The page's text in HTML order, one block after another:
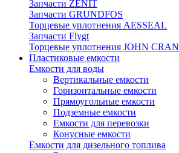
Запчасти ZENIT
Запчасти GRUNDFOS
Торцевые уплотнения AESSEAL
Запчасти Flygt
Торцевые уплотнения JOHN
Пластиковые емкости
Емкости для воды
Вертикальные емкости
Горизонтальные емкости
Прямоугольные емкости
Подземные емкости
Емкости для перевозки
Конусные емкости
Емкости для дизельного топлива